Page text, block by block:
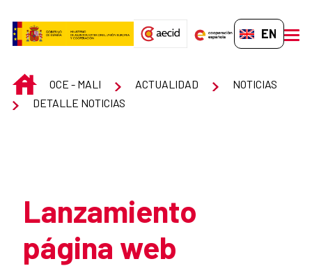
EN-GB
INICIOOCE - MALI ACTUALIDAD
NOTICIAS
DETALLE NOTICIAS
Lanzamiento
página web